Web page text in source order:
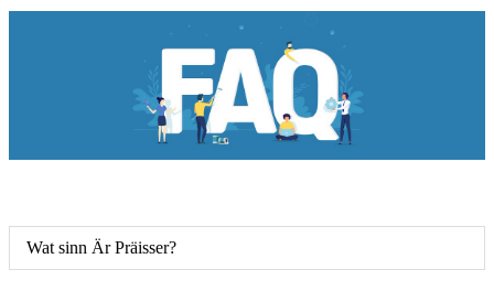
Wat sinn Är Präisser?